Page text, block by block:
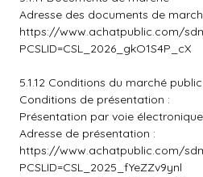
Adresse des documents de
https://www.achatpublic.com/
PCSLID=CSL_2026_gkO1S4P_cX
5.1.12 Conditions du marché public
Conditions de présentation :
Présentation par voie
Adresse de présentation :
https://www.achatpublic.com/
PCSLID=CSL_2025_fYeZZv9ynl